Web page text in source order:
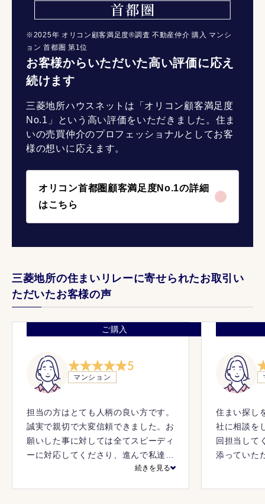
お客様からいただいた高い評価に応え
続けます
三菱地所ハウスネットは「オリコン顧客満足度
No.1」という高い評価をいただきました。住ま
いの売買仲介のプロフェッショナルとしてお客
様の想いに応えます。
オリコン首都圏顧客満足度No.1の詳細
はこちら
※2025年 オリコン顧客満足度®調査 不動産仲介 購入 マンシ
ョン 首都圏 第1位
三菱地所の住まいリレーに寄せられたお取引い
ただいたお客様の声
ご購入
5
マンション
担当の方はとても人柄の良い方です。
誠実で親切で大変信頼できました。お
願いした事に対しては全てスピーディ
ーに対応してくださり、進んで私達の
力になろうという姿勢に感心いたしま
続きを見る
住まい探し
社に相談を
回担当して
添っていた